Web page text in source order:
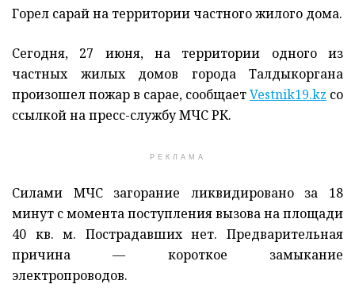
Горел сарай на территории частного жилого дома.
Сегодня, 27 июня, на территории одного из
частных жилых домов города Талдыкоргана
произошел пожар в сарае, сообщаетVestnik19.kz со
ссылкой на пресс-службу МЧС РК.
РЕКЛАМА
Силами МЧС загорание ликвидировано за 18
минут с момента поступления вызова на площади
40 кв. м. Пострадавших нет. Предварительная
причина — короткое замыкание
электропроводов.